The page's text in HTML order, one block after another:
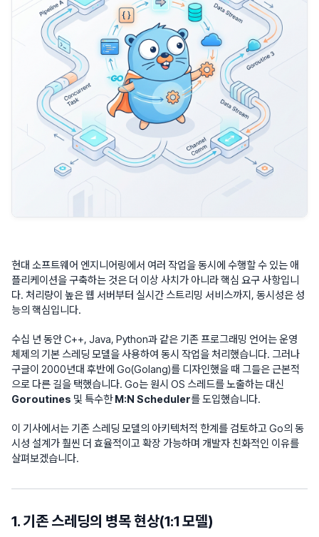
현대 소프트웨어 엔지니어링에서 여러 작업을 동시에 수행할 수 있는 애
플리케이션을 구축하는 것은 더 이상 사치가 아니라 핵심 요구 사항입니
다. 처리량이 높은 웹 서버부터 실시간 스트리밍 서비스까지, 동시성은 성
능의 핵심입니다.
수십 년 동안 C++, Java, Python과 같은 기존 프로그래밍 언어는 운영
체제의 기본 스레딩 모델을 사용하여 동시 작업을 처리했습니다. 그러나
구글이 2000년대 후반에 Go(Golang)를 디자인했을 때 그들은 근본적
으로 다른 길을 택했습니다. Go는 원시 OS 스레드를 노출하는 대신
Goroutines 및 특수한M:N Scheduler를 도입했습니다.
이 기사에서는 기존 스레딩 모델의 아키텍처적 한계를 검토하고 Go의 동
시성 설계가 훨씬 더 효율적이고 확장 가능하며 개발자 친화적인 이유를
살펴보겠습니다.
1. 기존 스레딩의 병목 현상(1:1 모델)